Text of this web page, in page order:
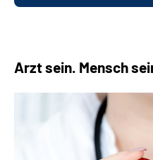
Arzt sein. Mensch